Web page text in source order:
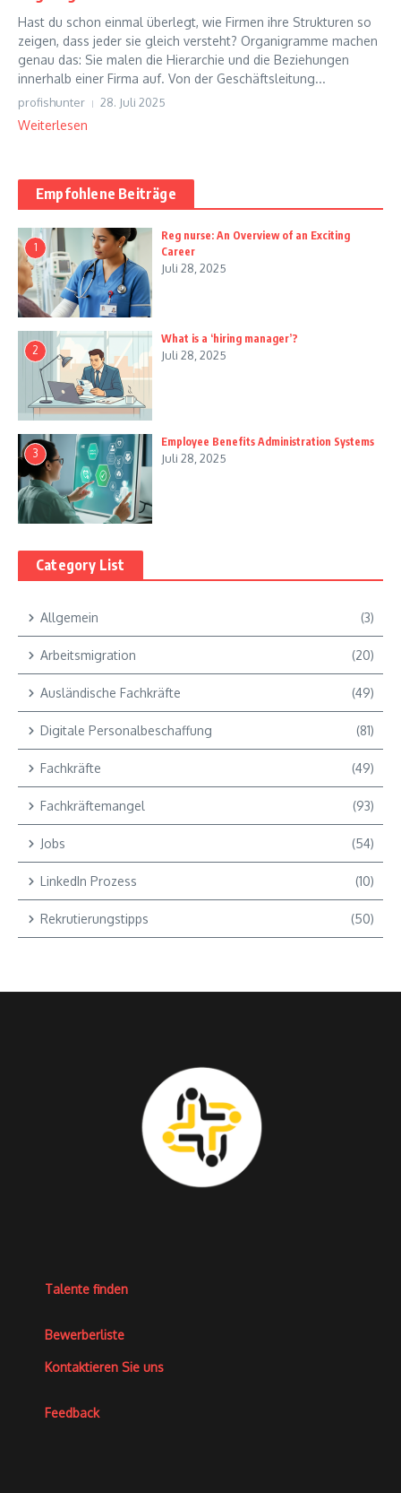
Hast du schon einmal überlegt, wie Firmen ihre Strukturen so
zeigen, dass jeder sie gleich versteht? Organigramme machen
genau das: Sie malen die Hierarchie und die Beziehungen
innerhalb einer Firma auf. Von der Geschäftsleitung...
profishunter 28. Juli 2025
Weiterlesen
Empfohlene Beiträge
1
Reg nurse: An Overview of an Exciting
Career
Juli 28, 2025
2
What is a ‘hiring manager’?
Juli 28, 2025
3
Employee Benefits Administration Systems
Juli 28, 2025
Category List
Allgemein (3)
Arbeitsmigration (20)
Ausländische Fachkräfte (49)
Digitale Personalbeschaffung (81)
Fachkräfte (49)
Fachkräftemangel (93)
Jobs (54)
LinkedIn Prozess (10)
Rekrutierungstipps (50)
Talente finden
Bewerberliste
Kontaktieren Sie uns
Feedback